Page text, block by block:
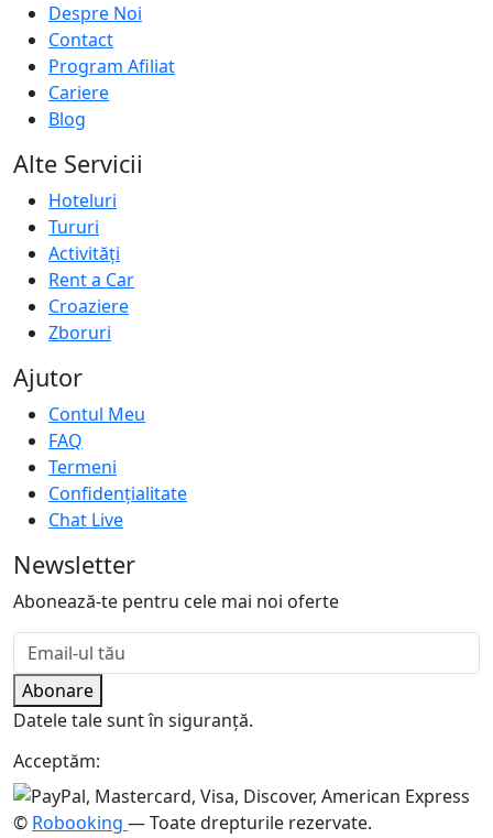
Despre Noi
Contact
Program Afiliat
Cariere
Blog
Alte Servicii
Hoteluri
Tururi
Activități
Rent a Car
Croaziere
Zboruri
Ajutor
Contul Meu
FAQ
Termeni
Confidențialitate
Chat Live
Newsletter
Abonează-te pentru cele mai noi oferte
Abonare
Datele tale sunt în siguranță.
Acceptăm:
© Robooking — Toate drepturile rezervate.